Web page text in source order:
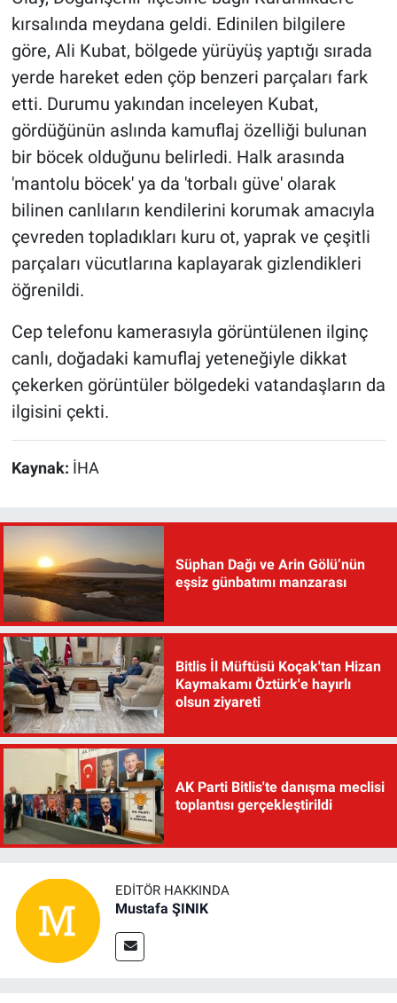
kırsalında meydana geldi. Edinilen bilgilere
göre, Ali Kubat, bölgede yürüyüş yaptığı sırada
yerde hareket eden çöp benzeri parçaları fark
etti. Durumu yakından inceleyen Kubat,
gördüğünün aslında kamuflaj özelliği bulunan
bir böcek olduğunu belirledi. Halk arasında
'mantolu böcek' ya da 'torbalı güve' olarak
bilinen canlıların kendilerini korumak amacıyla
çevreden topladıkları kuru ot, yaprak ve çeşitli
parçaları vücutlarına kaplayarak gizlendikleri
öğrenildi.
Cep telefonu kamerasıyla görüntülenen ilginç
canlı, doğadaki kamuflaj yeteneğiyle dikkat
çekerken görüntüler bölgedeki vatandaşların da
ilgisini çekti.
Kaynak: İHA
Süphan Dağı ve Arin Gölü’nün
eşsiz günbatımı manzarası
Bitlis İl Müftüsü Koçak'tan Hizan
Kaymakamı Öztürk'e hayırlı
olsun ziyareti
AK Parti Bitlis'te danışma meclisi
toplantısı gerçekleştirildi
EDITÖR HAKKINDA
Mustafa ŞINIK